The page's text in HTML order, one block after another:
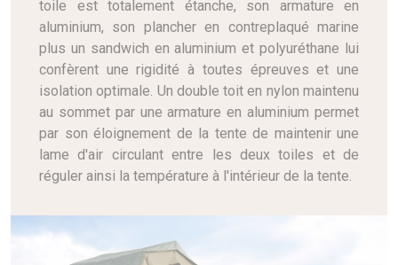
toile est totalement étanche, son armature en
aluminium, son plancher en contreplaqué marine
plus un sandwich en aluminium et polyuréthane lui
confèrent une rigidité à toutes épreuves et une
isolation optimale. Un double toit en nylon maintenu
au sommet par une armature en aluminium permet
par son éloignement de la tente de maintenir une
lame d'air circulant entre les deux toiles et de
réguler ainsi la température à l'intérieur de la tente.